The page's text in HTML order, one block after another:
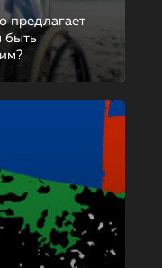
предлагает
быть